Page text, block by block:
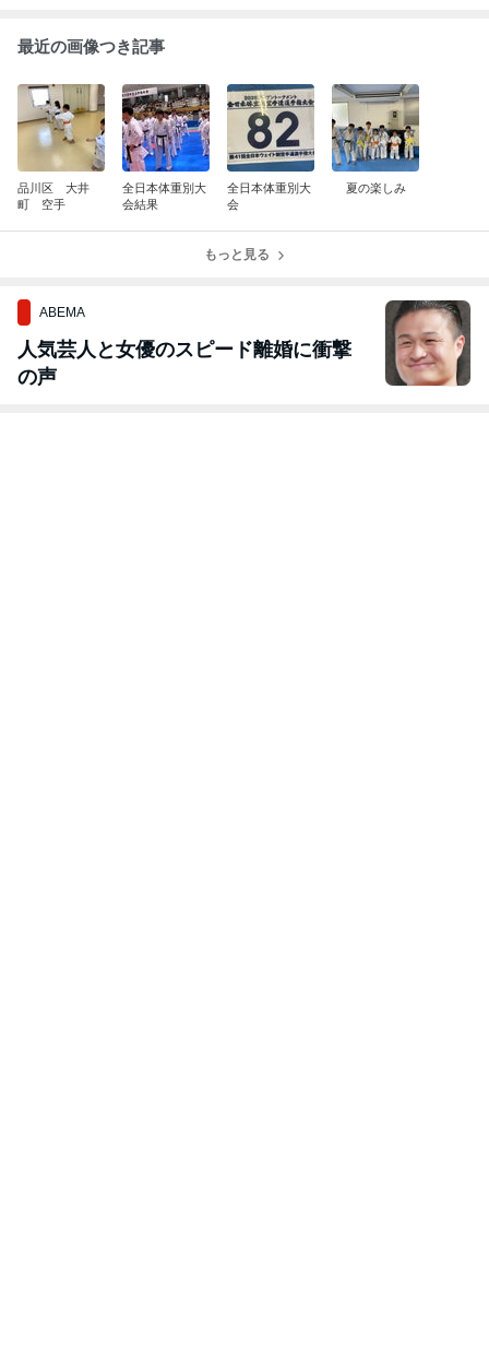
最近の画像つき記事
品川区 大井
町 空手
全日本体重別大
会結果
全日本体重別大
会
夏の楽しみ
もっと見る
ABEMA
人気芸人と女優のスピード離婚に衝撃
の声